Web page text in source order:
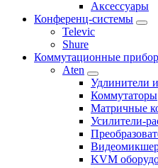
Аксессуары
Конференц-системы
Televic
Shure
Коммутационные
Aten
Удлинители
Коммутаторы
Матричные
Усилители-
KVM